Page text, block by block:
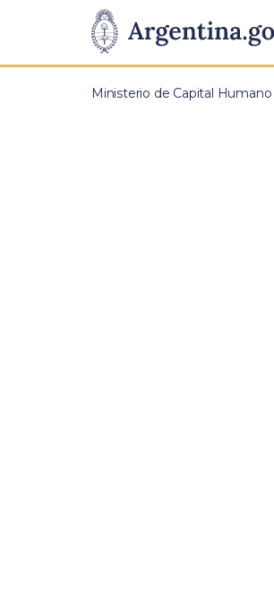
Presidencia
de
Pasar al contenido principal
Ministerio de Capital Humano